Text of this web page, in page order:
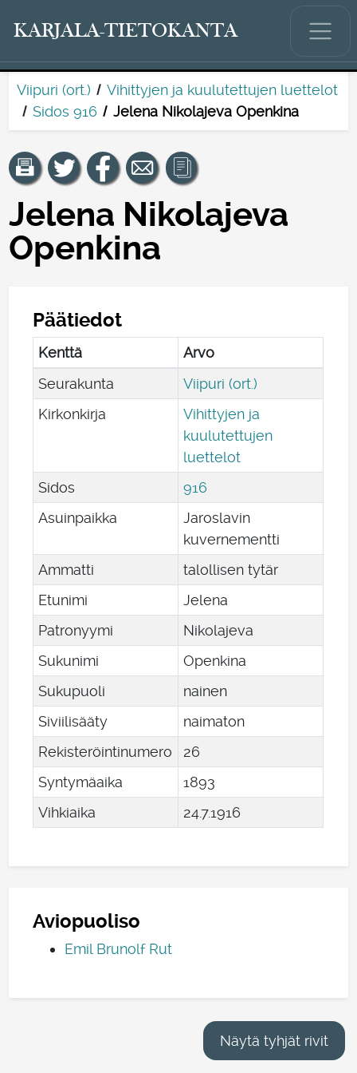
KARJALA-TIETOKANTA
Viipuri (ort.)
Vihittyjen ja kuulutettujen luettelot
Sidos 916
Jelena Nikolajeva Openkina
Jelena Nikolajeva
Openkina
Päätiedot
Kenttä
Arvo
Seurakunta
Viipuri (ort.)
Kirkonkirja
Vihittyjen ja
kuulutettujen
luettelot
Sidos
916
Asuinpaikka
Jaroslavin
kuvernementti
Ammatti
talollisen tytär
Etunimi
Jelena
Patronyymi
Nikolajeva
Sukunimi
Openkina
Sukupuoli
nainen
Siviilisääty
naimaton
Rekisteröintinumero
26
Syntymäaika
1893
Vihkiaika
24.7.1916
Aviopuoliso
Emil Brunolf Rut
Näytä tyhjät rivit